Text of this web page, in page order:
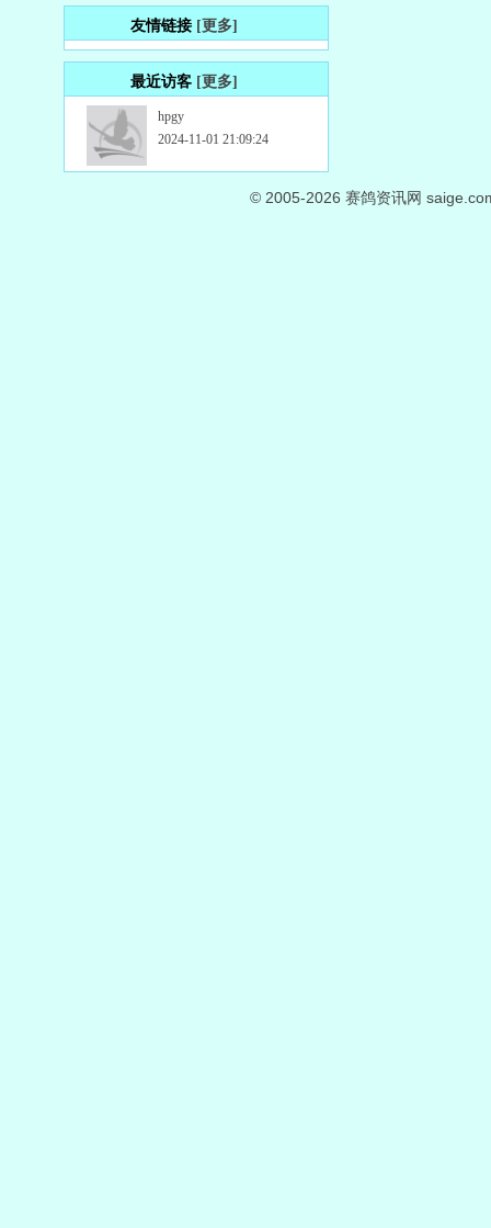
友情链接 [更多]
最近访客 [更多]
hpgy
2024-11-01 21:09:24
© 2005-2026 赛鸽资讯网